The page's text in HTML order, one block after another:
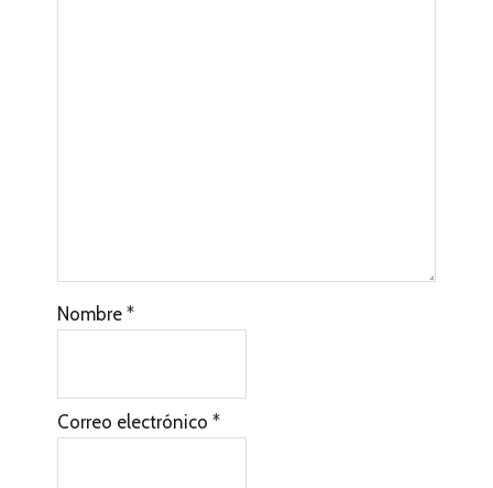
Nombre*
Correo electrónico*